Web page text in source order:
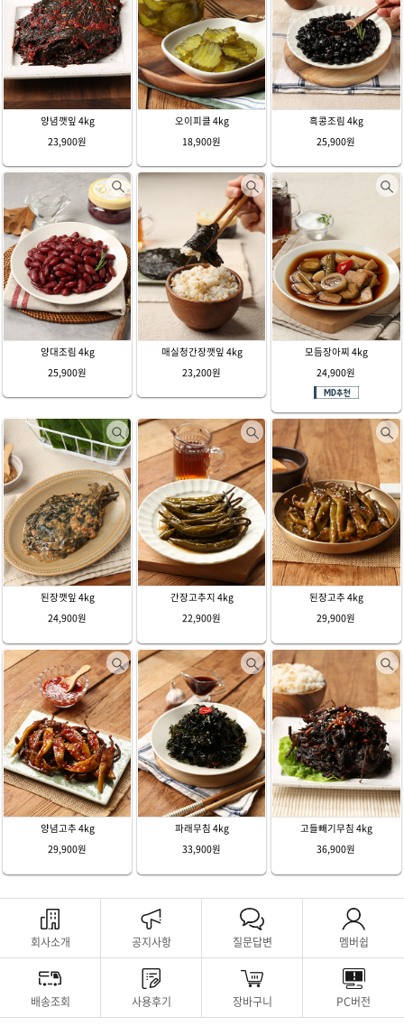
양념깻잎 4kg
23,900원
오이피클 4kg
18,900원
흑콩조림 4kg
25,900원
양대조림 4kg
25,900원
매실청간장깻잎 4kg
23,200원
모듬장아찌 4kg
24,900원
된장깻잎 4kg
24,900원
간장고추지 4kg
22,900원
된장고추 4kg
29,900원
양념고추 4kg
29,900원
파래무침 4kg
33,900원
고들빼기무침 4kg
36,900원
회사소개 공지사항 질문답변 멤버쉽
배송조회 사용후기 장바구니 PC버전